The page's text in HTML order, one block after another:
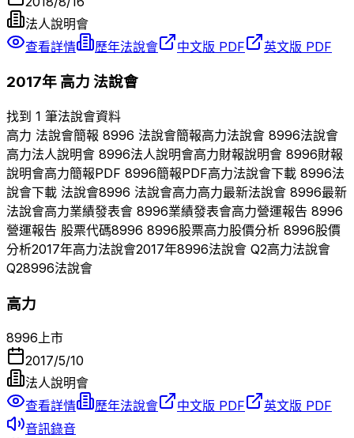
法人說明會
查看詳情
歷年法說會 中文版 PDF 英文版 PDF
2017年 高力 法說會
找到 1 筆法說會資料
高力 法說會簡報 8996 法說會簡報高力法說會 8996法說會
高力法人說明會 8996法人說明會高力財報說明會 8996財報
說明會高力簡報PDF 8996簡報PDF高力法說會下載 8996法
說會下載 法說會8996 法說會高力高力最新法說會 8996最新
法說會高力業績發表會 8996業績發表會高力營運報告 8996
營運報告 股票代碼8996 8996股票高力股價分析 8996股價
分析2017年高力法說會2017年8996法說會 Q2高力法說會
Q28996法說會
高力
8996上市
2017/5/10
法人說明會
查看詳情
歷年法說會 中文版 PDF
英文版 PDF
音訊錄音